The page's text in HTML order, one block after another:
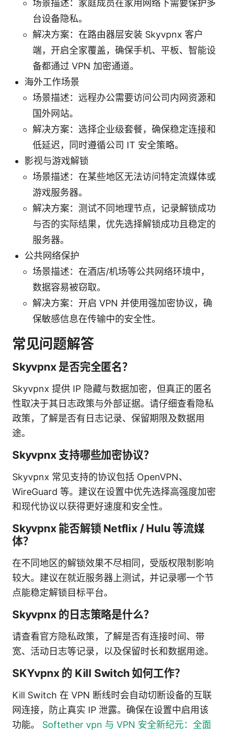
场景描述：家庭成员在家用网络下需要保护多
台设备隐私。
解决方案：在路由器层安装 Skyvpnx 客户
端，开启全家覆盖，确保手机、平板、智能设
备都通过 VPN 加密通道。
海外工作场景
场景描述：远程办公需要访问公司内网资源和
国外网站。
解决方案：选择企业级套餐，确保稳定连接和
低延迟，同时遵循公司 IT 安全策略。
影视与游戏解锁
场景描述：在某些地区无法访问特定流媒体或
游戏服务器。
解决方案：测试不同地理节点，记录解锁成功
与否的实际结果，优先选择解锁成功且稳定的
服务器。
公共网络保护
场景描述：在酒店/机场等公共网络环境中，
数据容易被窃取。
解决方案：开启 VPN 并使用强加密协议，确
保敏感信息在传输中的安全性。
常见问题解答
Skyvpnx 是否完全匿名？
Skyvpnx 提供 IP 隐藏与数据加密，但真正的匿名
性取决于其日志政策与外部证据。请仔细查看隐私
政策，了解是否有日志记录、保留期限及数据用
途。
Skyvpnx 支持哪些加密协议？
Skyvpnx 常见支持的协议包括 OpenVPN、
WireGuard 等。建议在设置中优先选择高强度加密
和现代协议以获得更好速度和安全性。
Skyvpnx 能否解锁 Netflix / Hulu 等流媒
体？
在不同地区的解锁效果不尽相同，受版权限制影响
较大。建议在就近服务器上测试，并记录哪一个节
点能稳定解锁目标平台。
Skyvpnx 的日志策略是什么？
请查看官方隐私政策，了解是否有连接时间、带
宽、活动日志等记录，以及保留时长和数据用途。
SKYvpnx 的 Kill Switch 如何工作？
Kill Switch 在 VPN 断线时会自动切断设备的互联
网连接，防止真实 IP 泄露。确保在设置中启用该
功能。 Softether vpn 与 VPN 安全新纪元：全面